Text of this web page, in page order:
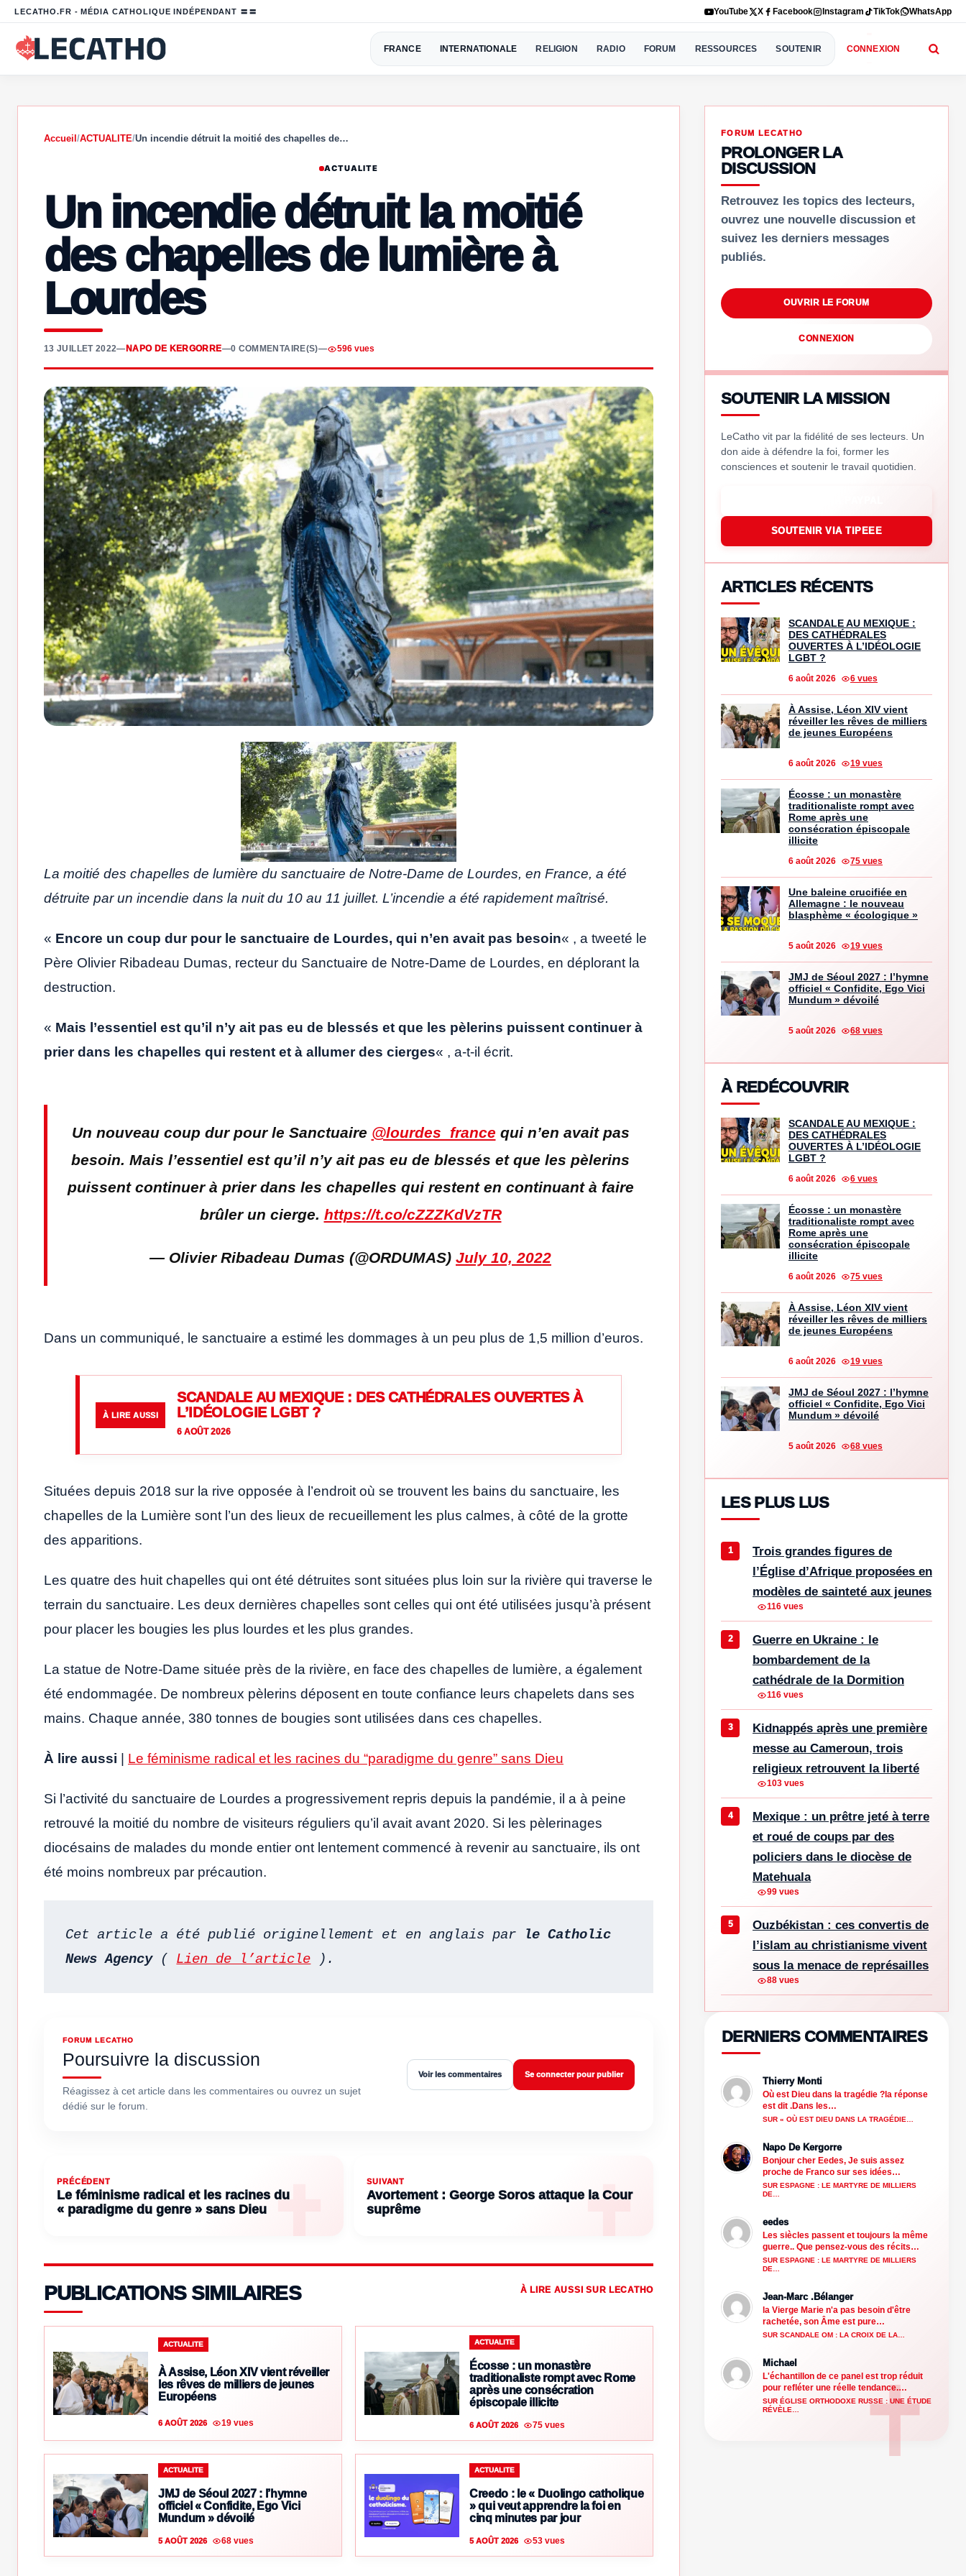
LECATHO.FR - MÉDIA CATHOLIQUE INDÉPENDANT 〓〓 YouTube X Facebook Instagram TikTok WhatsApp
FRANCE INTERNATIONALE RELIGION RADIO FORUM RESSOURCES SOUTENIR CONNEXION
Accueil /ACTUALITE/Un incendie détruit la moitié des chapelles de…
ACTUALITE
Un incendie détruit la moitié
des chapelles de lumière à
Lourdes
13 JUILLET 2022— NAPO DE KERGORRE—0 COMMENTAIRE(S)— 596 vues
La moitié des chapelles de lumière du sanctuaire de Notre-Dame de Lourdes, en France, a été
détruite par un incendie dans la nuit du 10 au 11 juillet. L’incendie a été rapidement maîtrisé.
« Encore un coup dur pour le sanctuaire de Lourdes, qui n’en avait pas besoin« , a tweeté le
Père Olivier Ribadeau Dumas, recteur du Sanctuaire de Notre-Dame de Lourdes, en déplorant la
destruction.
« Mais l’essentiel est qu’il n’y ait pas eu de blessés et que les pèlerins puissent continuer à
prier dans les chapelles qui restent et à allumer des cierges« , a-t-il écrit.
Un nouveau coup dur pour le Sanctuaire @lourdes_france qui n’en avait pas
besoin. Mais l’essentiel est qu’il n’y ait pas eu de blessés et que les pèlerins
puissent continuer à prier dans les chapelles qui restent en continuant à faire
brûler un cierge. https://t.co/cZZZKdVzTR
— Olivier Ribadeau Dumas (@ORDUMAS) July 10, 2022
Dans un communiqué, le sanctuaire a estimé les dommages à un peu plus de 1,5 million d’euros.
À LIRE AUSSI
SCANDALE AU MEXIQUE : DES CATHÉDRALES OUVERTES À
L’IDÉOLOGIE LGBT ?
6 AOÛT 2026
Situées depuis 2018 sur la rive opposée à l’endroit où se trouvent les bains du sanctuaire, les
chapelles de la Lumière sont l’un des lieux de recueillement les plus calmes, à côté de la grotte
des apparitions.
Les quatre des huit chapelles qui ont été détruites sont situées plus loin sur la rivière qui traverse le
terrain du sanctuaire. Les deux dernières chapelles sont celles qui ont été utilisées jusqu’à présent
pour placer les bougies les plus lourdes et les plus grandes.
La statue de Notre-Dame située près de la rivière, en face des chapelles de lumière, a également
été endommagée. De nombreux pèlerins déposent en toute confiance leurs chapelets dans ses
mains. Chaque année, 380 tonnes de bougies sont utilisées dans ces chapelles.
À lire aussi Le féminisme radical et les racines du “paradigme du genre” sans Dieu
Si l’activité du sanctuaire de Lourdes a progressivement repris depuis la pandémie, il a à peine
retrouvé la moitié du nombre de visiteurs réguliers qu’il avait avant 2020. Si les pèlerinages
diocésains de malades du monde entier ont lentement commencé à revenir au sanctuaire, ils ont
été moins nombreux par précaution.
Cet article a été publié originellement et en anglais par
le Catholic
News Agency ( Lien de l’article ).
FORUM LECATHO
Poursuivre la discussion
Réagissez à cet article dans les commentaires ou ouvrez un sujet
dédié sur le forum.
Voir les commentaires Se connecter pour publier
PRÉCÉDENT
Le féminisme radical et les racines du
« paradigme du genre » sans Dieu
SUIVANT
Avortement : George Soros attaque la Cour
suprême
PUBLICATIONS SIMILAIRES À LIRE AUSSI SUR LECATHO
ACTUALITE
À Assise, Léon XIV vient réveiller
les rêves de milliers de jeunes
Européens
6 AOÛT 2026 19 vues
ACTUALITE
Écosse : un monastère
traditionaliste rompt avec Rome
après une consécration
épiscopale illicite
6 AOÛT 2026 75 vues
ACTUALITE
JMJ de Séoul 2027 : l’hymne
officiel « Confidite, Ego Vici
Mundum » dévoilé
5 AOÛT 2026 68 vues
ACTUALITE
Creedo : le « Duolingo catholique
» qui veut apprendre la foi en
cinq minutes par jour
5 AOÛT 2026 53 vues
FORUM LECATHO
PROLONGER LA
DISCUSSION
Retrouvez les topics des lecteurs,
ouvrez une nouvelle discussion et
suivez les derniers messages
publiés.
OUVRIR LE FORUM
CONNEXION
SOUTENIR LA MISSION
LeCatho vit par la fidélité de ses lecteurs. Un
don aide à défendre la foi, former les
consciences et soutenir le travail quotidien.
SOUTENIR VIA TIPEEE
ARTICLES RÉCENTS
SCANDALE AU MEXIQUE :
DES CATHÉDRALES
OUVERTES À L’IDÉOLOGIE
LGBT ?
6 août 2026 6 vues
À Assise, Léon XIV vient
réveiller les rêves de milliers
de jeunes Européens
6 août 2026 19 vues
Écosse : un monastère
traditionaliste rompt avec
Rome après une
consécration épiscopale
illicite
6 août 2026 75 vues
Une baleine crucifiée en
Allemagne : le nouveau
blasphème « écologique »
5 août 2026 19 vues
JMJ de Séoul 2027 : l’hymne
officiel « Confidite, Ego Vici
Mundum » dévoilé
5 août 2026 68 vues
À REDÉCOUVRIR
SCANDALE AU MEXIQUE :
DES CATHÉDRALES
OUVERTES À L’IDÉOLOGIE
LGBT ?
6 août 2026 6 vues
Écosse : un monastère
traditionaliste rompt avec
Rome après une
consécration épiscopale
illicite
6 août 2026 75 vues
À Assise, Léon XIV vient
réveiller les rêves de milliers
de jeunes Européens
6 août 2026 19 vues
JMJ de Séoul 2027 : l’hymne
officiel « Confidite, Ego Vici
Mundum » dévoilé
5 août 2026 68 vues
LES PLUS LUS
Trois grandes figures de
l’Église d’Afrique proposées en
modèles de sainteté aux jeunes
116 vues
Guerre en Ukraine : le
bombardement de la
cathédrale de la Dormition
116 vues
Kidnappés après une première
messe au Cameroun, trois
religieux retrouvent la liberté
103 vues
Mexique : un prêtre jeté à terre
et roué de coups par des
policiers dans le diocèse de
Matehuala
99 vues
Ouzbékistan : ces convertis de
l’islam au christianisme vivent
sous la menace de représailles
88 vues
DERNIERS COMMENTAIRES
Thierry Monti
Où est Dieu dans la tragédie ?la réponse
est dit .Dans les…
SUR « OÙ EST DIEU DANS LA TRAGÉDIE…
Napo De Kergorre
Bonjour cher Eedes, Je suis assez
proche de Franco sur ses idées…
SUR ESPAGNE : LE MARTYRE DE MILLIERS
DE…
eedes
Les siècles passent et toujours la même
guerre.. Que pensez-vous des récits…
SUR ESPAGNE : LE MARTYRE DE MILLIERS
DE…
Jean-Marc .Bélanger
la Vierge Marie n'a pas besoin d'être
rachetée, son Âme est pure…
SUR SCANDALE OM : LA CROIX DE LA…
Michael
L'échantillon de ce panel est trop réduit
pour refléter une réelle tendance.…
SUR ÉGLISE ORTHODOXE RUSSE : UNE ÉTUDE
RÉVÈLE…